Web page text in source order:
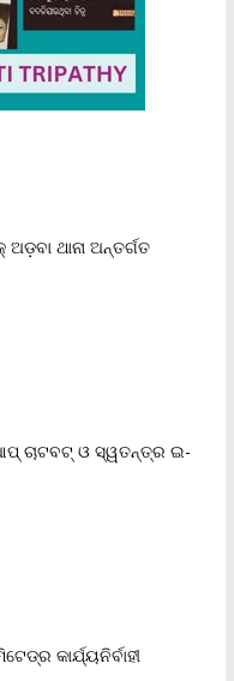
ଥାନା ଅନ୍ତର୍ଗତ
ଚାଟବଟ୍ ଓ ସ୍ୱତନ୍ତ୍ର ଇ-
କାର୍ଯ୍ୟନିର୍ବାହୀ